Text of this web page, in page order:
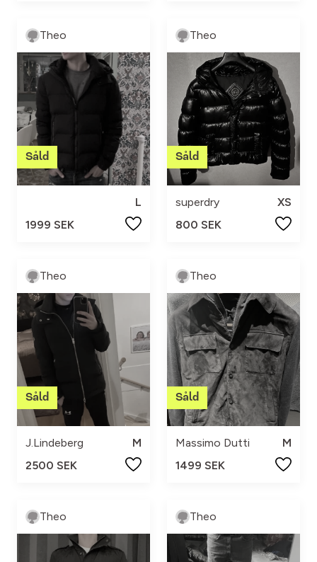
Theo
L
1999 SEK
Theo
superdry
XS
800 SEK
Theo
J.Lindeberg
M
2500 SEK
Theo
Massimo Dutti
M
1499 SEK
Theo Theo